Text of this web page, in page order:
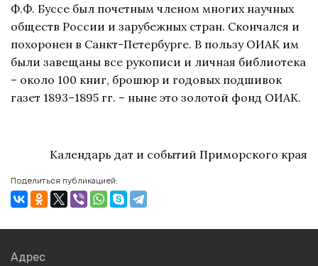
Ф.Ф. Буссе был почетным членом многих научных
обществ России и зарубежных стран. Скончался и
похоронен в Санкт-Петербурге. В пользу ОИАК им
были завещаны все рукописи и личная библиотека
– около 100 книг, брошюр и годовых подшивок
газет 1893–1895 гг. – ныне это золотой фонд ОИАК.
Календарь дат и событий Приморского края
Поделиться публикацией:
Адрес